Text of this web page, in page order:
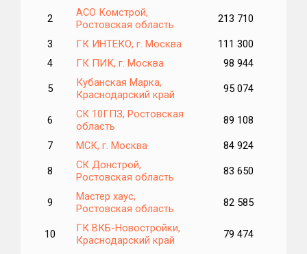
2
АСО Комстрой,
Ростовская область
213 710
3 ГК ИНТЕКО, г. Москва
111 300
4
ГК ПИК, г. Москва 98 944
5
Кубанская Марка,
Краснодарский край
95 074
6
СК 10ГПЗ, Ростовская
область
89 108
7 МСК, г. Москва 84 924
8
СК Донстрой,
Ростовская область
83 650
9
Мастер хаус,
Ростовская область
82 585
10
ГК ВКБ-Новостройки,
Краснодарский край
79 474